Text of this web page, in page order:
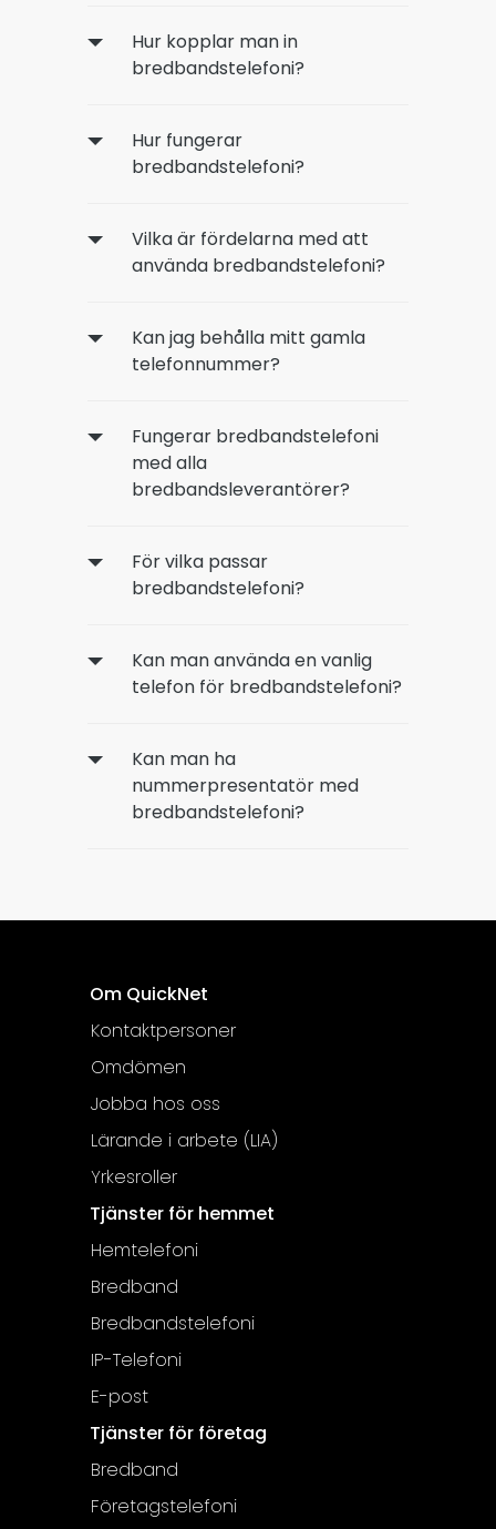
Hur kopplar man in
bredbandstelefoni?
Hur fungerar
bredbandstelefoni?
Vilka är fördelarna med att
använda bredbandstelefoni?
Kan jag behålla mitt gamla
telefonnummer?
Fungerar bredbandstelefoni
med alla
bredbandsleverantörer?
För vilka passar
bredbandstelefoni?
Kan man använda en vanlig
telefon för bredbandstelefoni?
Kan man ha
nummerpresentatör med
bredbandstelefoni?
Om QuickNet
Kontaktpersoner
Omdömen
Jobba hos oss
Lärande i arbete (LIA)
Yrkesroller
Tjänster för hemmet
Hemtelefoni
Bredband
Bredbandstelefoni
IP-Telefoni
E-post
Tjänster för företag
Bredband
Företagstelefoni